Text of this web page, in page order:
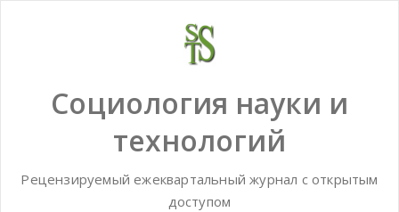
Социология науки и
технологий
Рецензируемый ежеквартальный журнал с открытым
доступом